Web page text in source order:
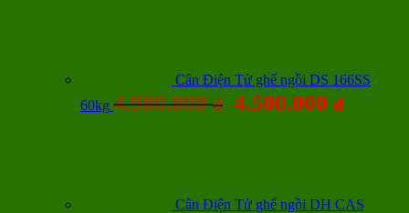
Cân Điện Tử ghế ngồi DS 166SS
60kg 4.900.000đ 4.500.000 đ
Cân Điện Tử ghế ngồi DH CAS